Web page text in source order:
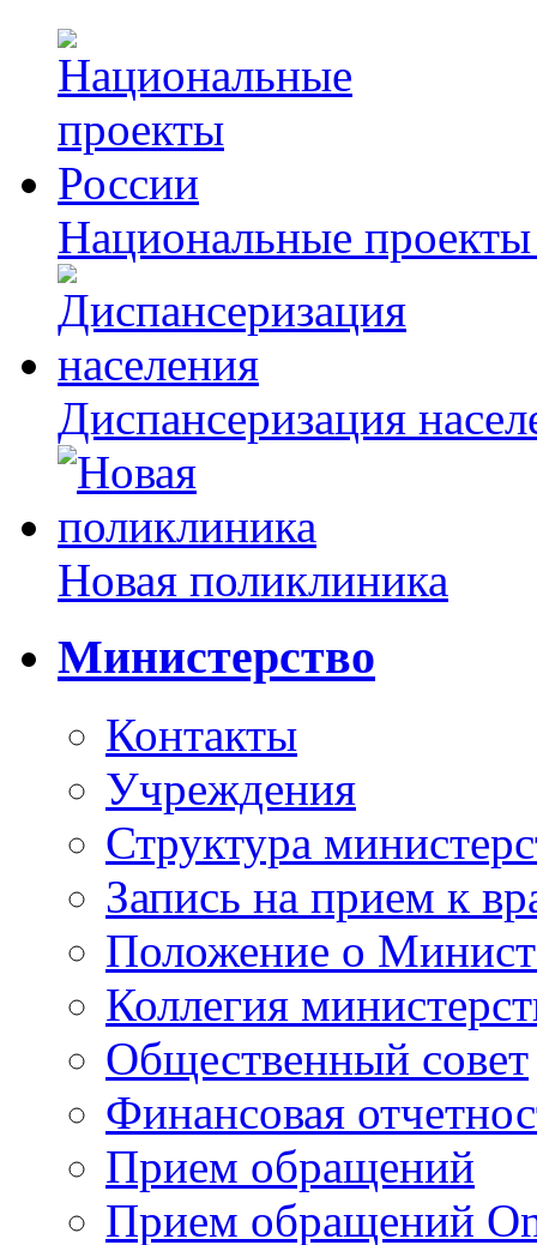
Национальные
Диспансеризация
Новая поликлиника
Министерство
Контакты
Учреждения
Структура
Запись на прием к
Положение о
Коллегия
Общественный совет
Финансовая
Прием обращений
Прием обращений